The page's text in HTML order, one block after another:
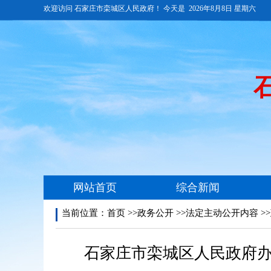
当前位置： 首页 >>政务公开 >>法定主动公开内容
石家庄市栾城区人民政府